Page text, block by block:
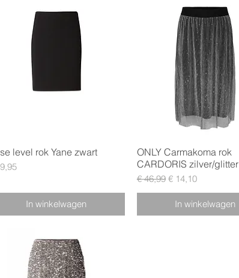
Snel overzicht
level rok Yane zwart
In winkelwagen
Snel overzicht
ONLY Carmakoma rok
CARDORIS zilver/glitter
Normale prijs
€ 46,99 Verkoopprijs
€ 14,10
In winkelwagen